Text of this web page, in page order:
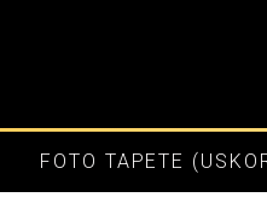
FOTO TAPETE